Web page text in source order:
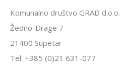
Komunalno društvo GRAD d.o.o.
Žedno-Drage 7
21400 Supetar
Tel: +385 (0)21 631-077